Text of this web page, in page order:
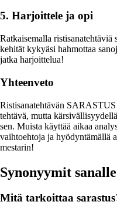
5. Harjoittele ja opi
Ratkaisemalla ristisanatehtäviä
kehität kykyäsi hahmottaa
jatka harjoittelua!
Yhteenveto
Ristisanatehtävän
tehtävä, mutta
sen. Muista käyttää aikaa
vaihtoehtoja ja hyödyntämällä
mestarin!
Synonyymit
Mitä tarkoittaa